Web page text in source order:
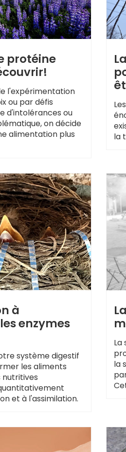
protéine
l'expérimentation
ou par défis
d'intolérances ou
on décide
alimentation plus
la
à
enzymes
système digestif
les aliments
nutritives
et à l'assimilation.
La
la